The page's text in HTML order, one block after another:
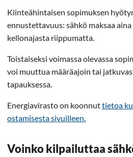
Kiinteähintaisen sopimuksen
ennustettavuus: sähkö maksaa
kellonajasta riippumatta.
Toistaiseksi voimassa olevassa
voi muuttua määräajoin tai
tapauksessa.
Energiavirasto on koonnuttietoa
ostamisesta sivuilleen.
Voinko kilpailuttaa